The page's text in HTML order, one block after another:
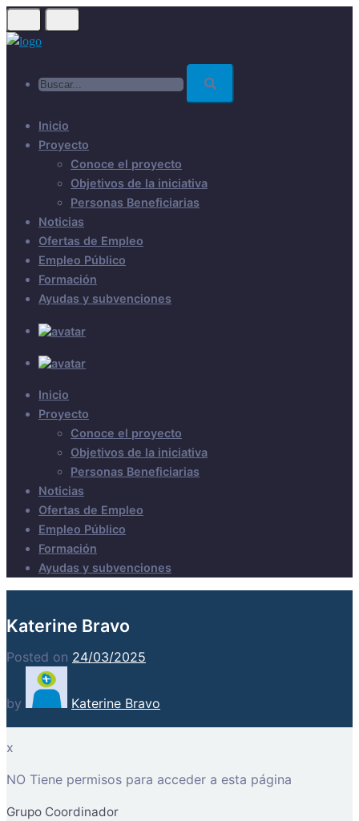
Skip
to
Inicio
Proyecto
Conoce el proyecto
Objetivos de la iniciativa
Personas Beneficiarias
Noticias
Ofertas de Empleo
Empleo Público
Formación
Ayudas y subvenciones
Inicio
Proyecto
Conoce el proyecto
Objetivos de la iniciativa
Personas Beneficiarias
Noticias
Ofertas de Empleo
Empleo Público
Formación
Ayudas y subvenciones
Katerine Bravo
Posted on 24/03/2025
by Katerine Bravo
x
NO Tiene permisos para acceder a esta página
Grupo Coordinador